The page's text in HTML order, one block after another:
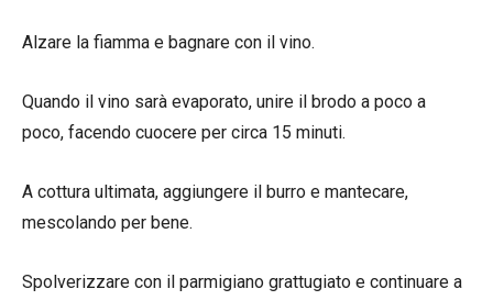
Alzare la fiamma e bagnare con il vino.
Quando il vino sarà evaporato, unire il brodo a poco a
poco, facendo cuocere per circa 15 minuti.
A cottura ultimata, aggiungere il burro e mantecare,
mescolando per bene.
Spolverizzare con il parmigiano grattugiato e continuare a